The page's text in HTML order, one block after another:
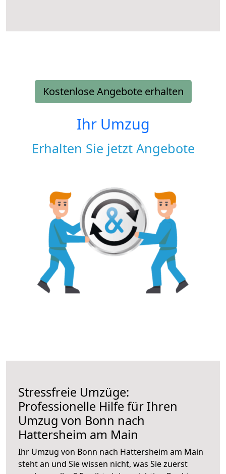
Kostenlose Angebote erhalten
Ihr Umzug
Erhalten Sie jetzt Angebote
Stressfreie Umzüge:
Professionelle Hilfe für Ihren
Umzug von Bonn nach
Hattersheim am Main
Ihr Umzug von Bonn nach Hattersheim am Main
steht an und Sie wissen nicht, was Sie zuerst